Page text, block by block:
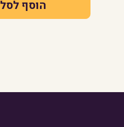
הוסף לסל